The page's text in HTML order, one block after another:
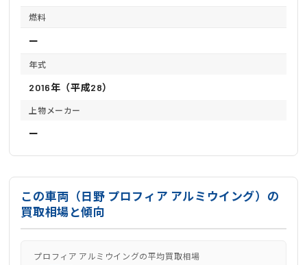
燃料
ー
年式
2016年（平成28）
上物メーカー
ー
この車両（日野 プロフィア アルミウイング）の
買取相場と傾向
プロフィア アルミウイングの平均買取相場